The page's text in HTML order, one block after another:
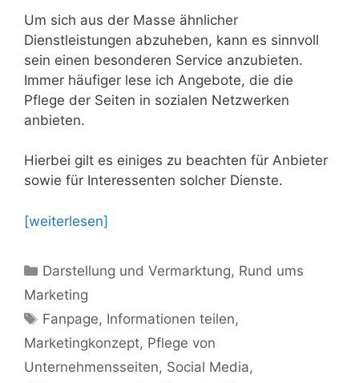
Um sich aus der Masse ähnlicher
Dienstleistungen abzuheben, kann es sinnvoll
sein einen besonderen Service anzubieten.
Immer häufiger lese ich Angebote, die die
Pflege der Seiten in sozialen Netzwerken
anbieten.
Hierbei gilt es einiges zu beachten für Anbieter
sowie für Interessenten solcher Dienste.
[weiterlesen]
Kategorien
Darstellung und Vermarktung, Rund ums
Marketing
Schlagwörter
Fanpage, Informationen teilen,
Marketingkonzept, Pflege von
Unternehmensseiten, Social Media,